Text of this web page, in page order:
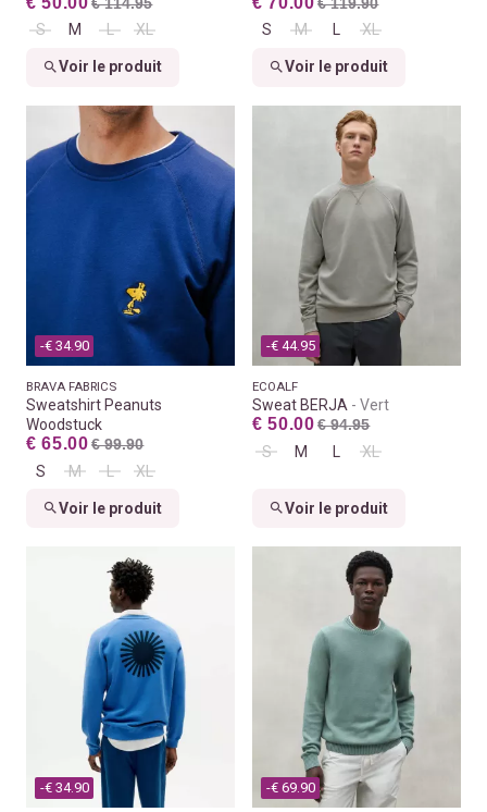
S
M L XL
Voir le produit
S
M L XL
Voir le produit
-€ 34.90
BRAVA FABRICS
Sweatshirt Peanuts
Woodstuck
€ 65.00 € 99.90
S
M L XL
Voir le produit
-€ 44.95
ECOALF
Sweat BERJA Vert
€ 50.00 € 94.95
S
M XL
Voir le produit
-€ 34.90 -€ 69.90